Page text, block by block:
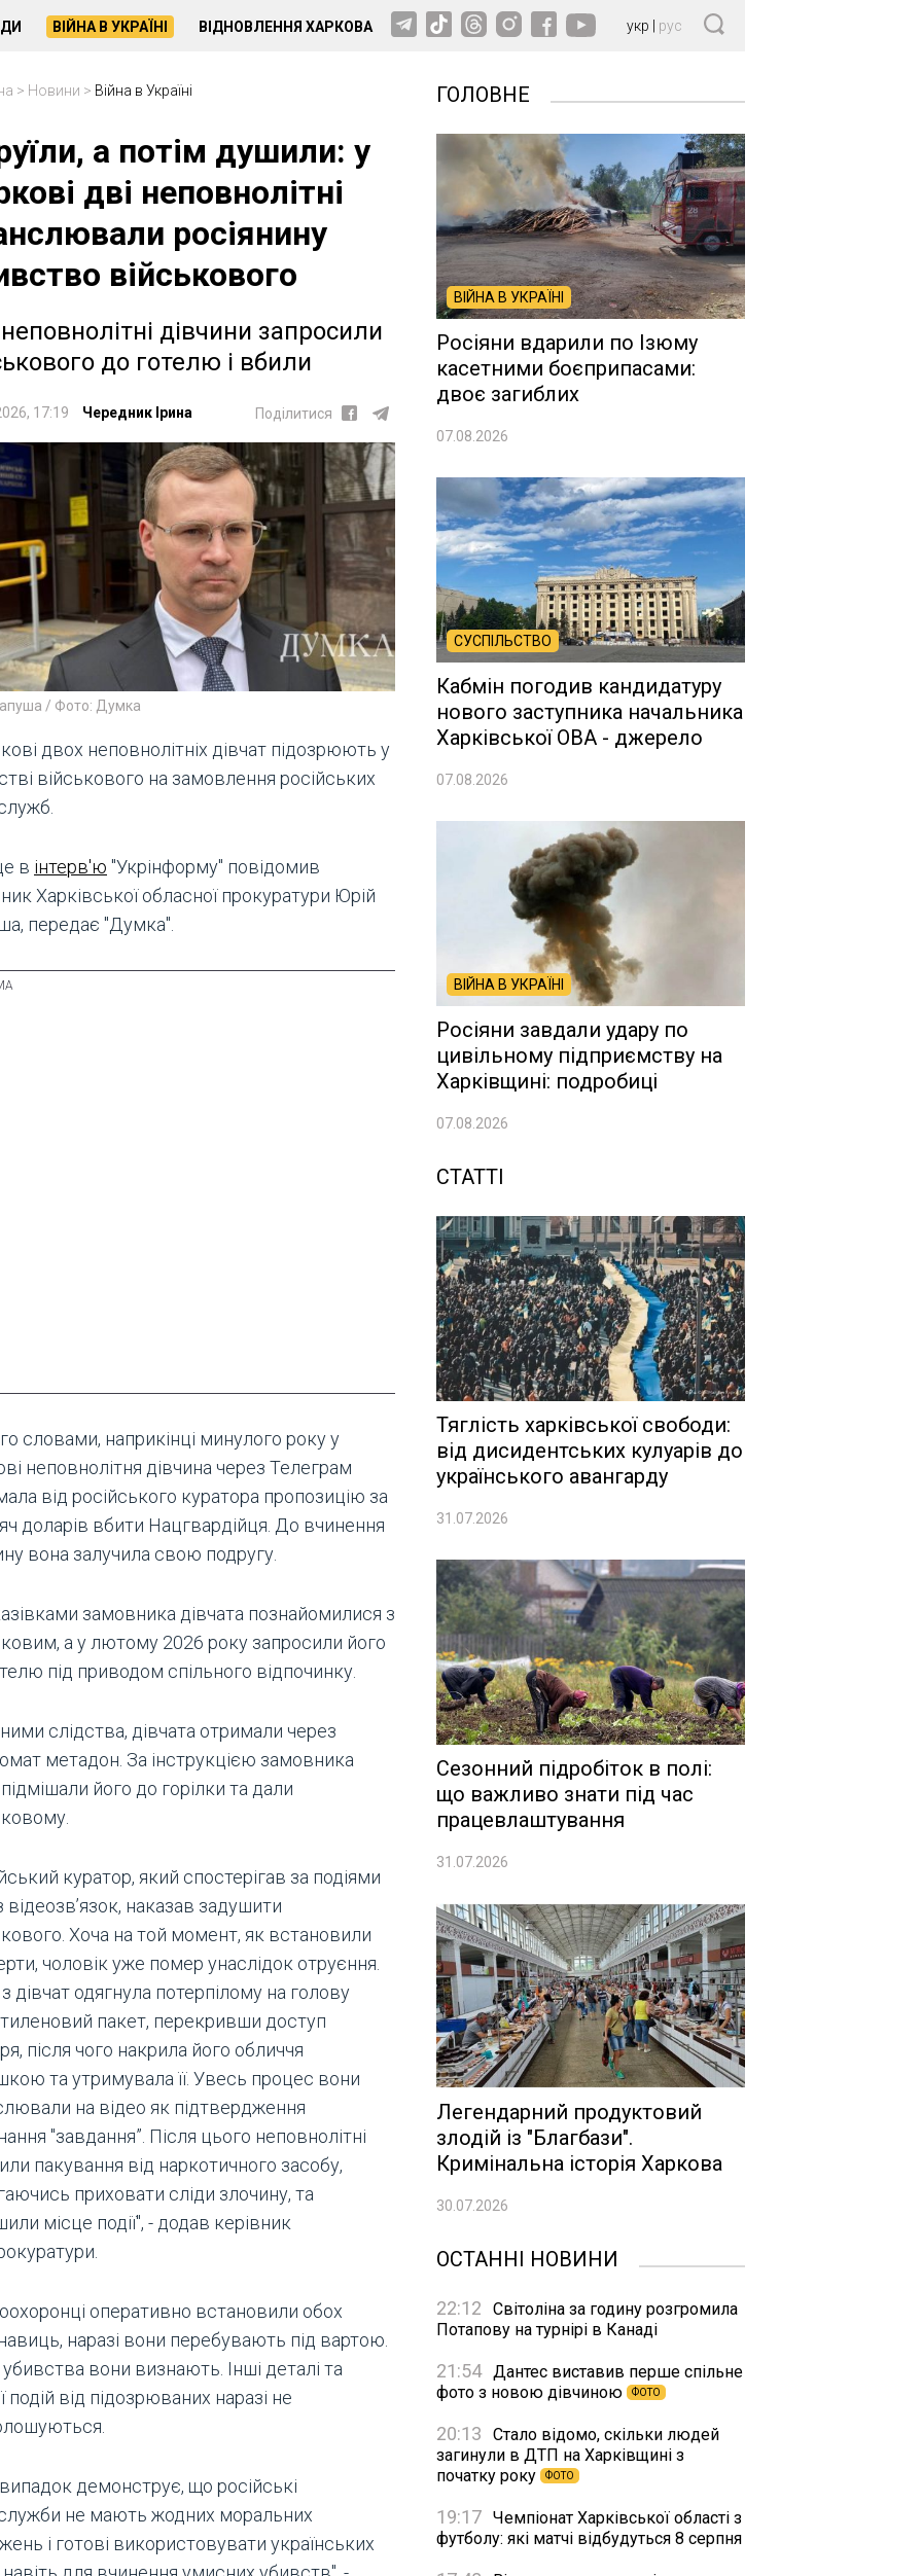
ВІЙНА В УКРАЇНІ ВІДНОВЛЕННЯ ХАРКОВА укр рус
> Новини > Війна в Україні
а потім душили: у
дві неповнолітні
росіянину
військового
дівчини запросили
до готелю і вбили
17:19 Чередник Ірина Поділитися
/ Фото: Думка
двох неповнолітніх дівчат підозрюють у
військового на замовлення російських
в інтерв'ю "Укрінформу" повідомив
Харківської обласної прокуратури Юрій
передає "Думка".
словами, наприкінці минулого року у
неповнолітня дівчина через Телеграм
від російського куратора пропозицію за
доларів вбити Нацгвардійця. До вчинення
вона залучила свою подругу.
замовника дівчата познайомилися з
а у лютому 2026 року запросили його
під приводом спільного відпочинку.
слідства, дівчата отримали через
метадон. За інструкцією замовника
його до горілки та дали
куратор, який спостерігав за подіями
відеозв’язок, наказав задушити
Хоча на той момент, як встановили
чоловік уже помер унаслідок отруєння.
дівчат одягнула потерпілому на голову
пакет, перекривши доступ
після чого накрила його обличчя
та утримувала її. Увесь процес вони
на відео як підтвердження
"завдання”. Після цього неповнолітні
пакування від наркотичного засобу,
приховати сліди злочину, та
місце події", - додав керівник
оперативно встановили обох
наразі вони перебувають під вартою.
вони визнають. Інші деталі та
подій від підозрюваних наразі не
демонструє, що російські
не мають жодних моральних
і готові використовувати українських
ГОЛОВНЕ
ВІЙНА В УКРАЇНІ
Росіяни вдарили по Ізюму
касетними боєприпасами:
двоє загиблих
07.08.2026
СУСПІЛЬСТВО
Кабмін погодив кандидатуру
нового заступника начальника
Харківської ОВА - джерело
07.08.2026
ВІЙНА В УКРАЇНІ
Росіяни завдали удару по
цивільному підприємству на
Харківщині: подробиці
07.08.2026
СТАТТІ
Тяглість харківської свободи:
від дисидентських кулуарів до
українського авангарду
31.07.2026
Сезонний підробіток в полі:
що важливо знати під час
працевлаштування
31.07.2026
Легендарний продуктовий
злодій із "Благбази".
Кримінальна історія Харкова
30.07.2026
ОСТАННІ НОВИНИ
22:12
Світоліна за годину розгромила
Потапову на турнірі в Канаді
21:54 Дантес виставив перше спільне
фото з новою дівчиною
ФОТО
20:13
Стало відомо, скільки людей
загинули в ДТП на Харківщині з
початку року
ФОТО
19:17 Чемпіонат Харківської області з
футболу: які матчі відбудуться 8 серпня